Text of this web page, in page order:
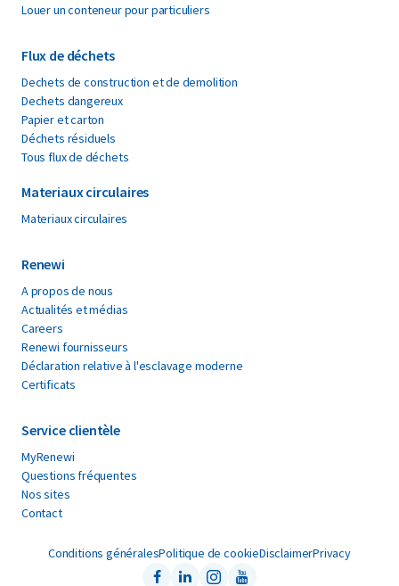
Louer un conteneur pour particuliers
Flux de déchets
Dechets de construction et de demolition
Dechets dangereux
Papier et carton
Déchets résiduels
Tous flux de déchets
Materiaux circulaires
Materiaux circulaires
Renewi
A propos de nous
Actualités et médias
Careers
Renewi fournisseurs
Déclaration relative à l'esclavage moderne
Certificats
Service clientèle
MyRenewi
Questions fréquentes
Nos sites
Contact
Conditions généralesPolitique de cookieDisclaimerPrivacy
Facebook
LinkedInInstagramYoutube